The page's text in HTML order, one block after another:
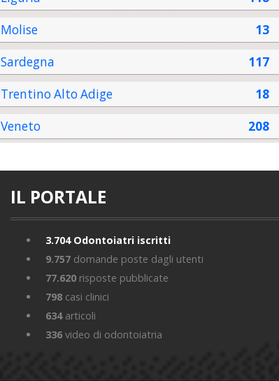
Molise 13
Sardegna 117
Trentino Alto Adige 18
Veneto 208
IL PORTALE
3.704Odontoiatri iscritti
9.757 domande poste dagli utenti
77.620 risposte pubblicate
798 casi clinici
634articoli
336 video di odontoiatria